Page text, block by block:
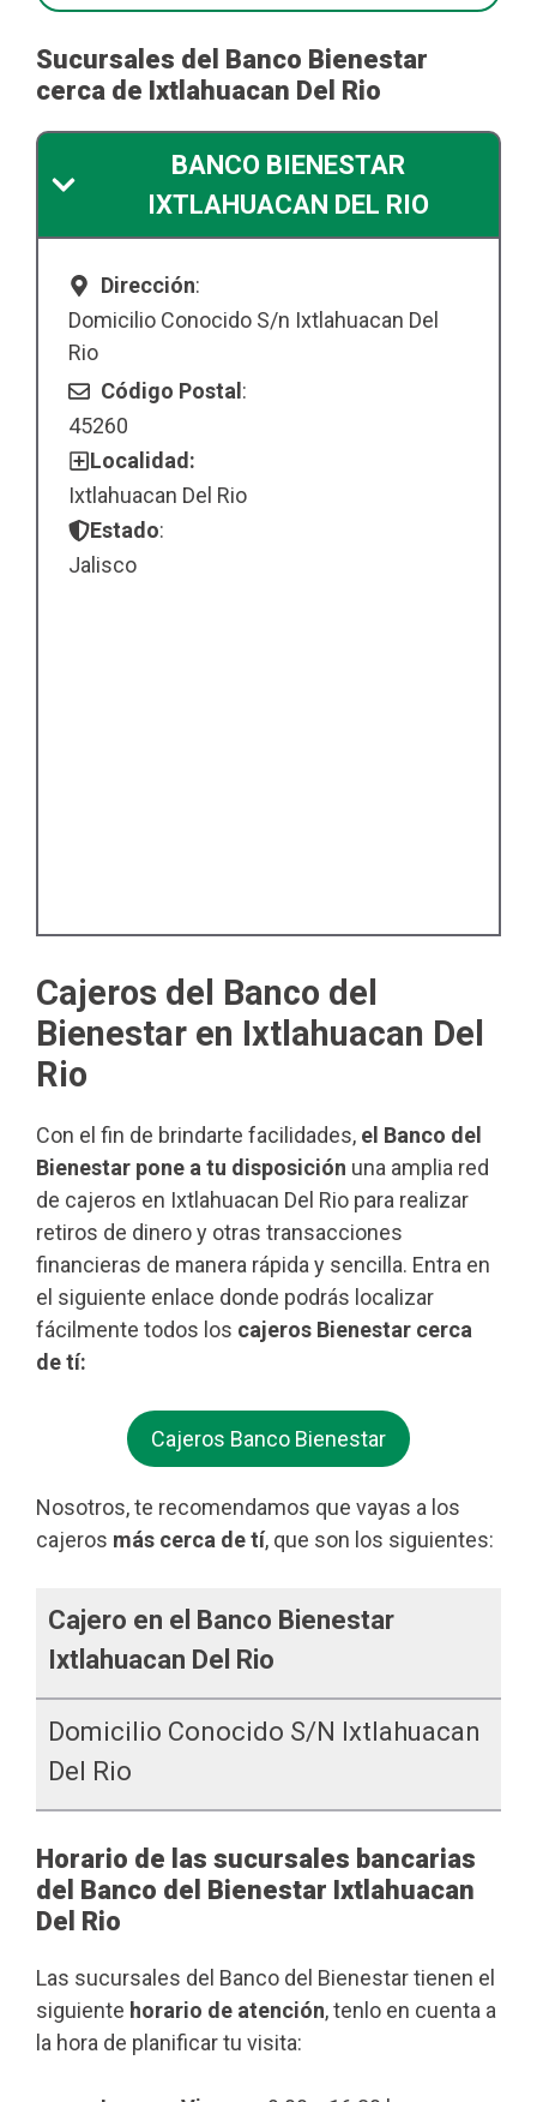
Sucursales del Banco Bienestar
cerca de Ixtlahuacan Del Rio
BANCO BIENESTAR
IXTLAHUACAN DEL RIO
Dirección:
Domicilio Conocido S/n Ixtlahuacan Del
Rio
Código Postal :
45260
Localidad:
Ixtlahuacan Del Rio
Estado:
Jalisco
Cajeros del Banco del
Bienestar en Ixtlahuacan Del
Rio
Con el fin de brindarte facilidades, el Banco del
Bienestar pone a tu disposición una amplia red
de cajeros en Ixtlahuacan Del Rio para realizar
retiros de dinero y otras transacciones
financieras de manera rápida y sencilla. Entra en
el siguiente enlace donde podrás localizar
fácilmente todos los cajeros Bienestar cerca
de tí:
Cajeros Banco Bienestar
Nosotros, te recomendamos que vayas a los
cajeros más cerca de tí, que son los siguientes:
Cajero en el Banco Bienestar
Ixtlahuacan Del Rio
Domicilio Conocido S/n Ixtlahuacan
Del Rio
Horario de las sucursales bancarias
del Banco del Bienestar Ixtlahuacan
Del Rio
Las sucursales del Banco del Bienestar tienen el
siguiente horario de atención, tenlo en cuenta a
la hora de planificar tu visita: